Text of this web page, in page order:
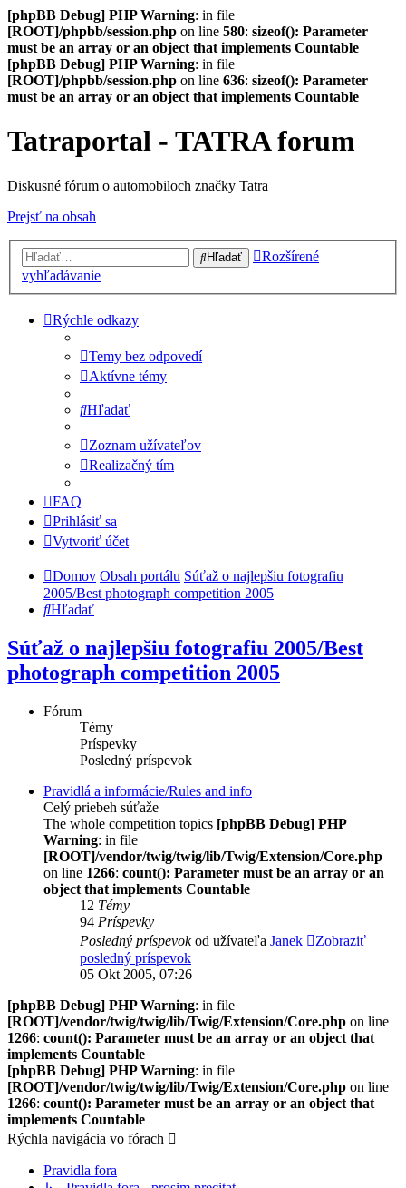
[phpBB Debug] PHP Warning: in file
[ROOT]/phpbb/session.php on line 580: sizeof(): Parameter
must be an array or an object that implements Countable
[phpBB Debug] PHP Warning: in file
[ROOT]/phpbb/session.php on line 636: sizeof(): Parameter
must be an array or an object that implements Countable
Tatraportal - TATRA forum
Diskusné fórum o automobiloch značky Tatra
Prejsť na obsah
Hľadať
Rozšírené
vyhľadávanie
Rýchle odkazy
Temy bez odpovedí
Aktívne témy
Hľadať
Zoznam užívateľov
Realizačný tím
FAQ
Prihlásiť sa
Vytvoriť účet
Domov Obsah portálu Súťaž o najlepšiu fotografiu
2005/Best photograph competition 2005
Hľadať
Súťaž o najlepšiu fotografiu 2005/Best
photograph competition 2005
Fórum
Témy
Príspevky
Posledný príspevok
Pravidlá a informácie/Rules and info
Celý priebeh súťaže
The whole competition topics [phpBB Debug] PHP
Warning: in file
[ROOT]/vendor/twig/twig/lib/Twig/Extension/Core.php
on line 1266: count(): Parameter must be an array or an
object that implements Countable
12 Témy
94 Príspevky
Posledný príspevokod užívateľa Janek
Zobraziť
posledný príspevok
05 Okt 2005, 07:26
[phpBB Debug] PHP Warning: in file
[ROOT]/vendor/twig/twig/lib/Twig/Extension/Core.php on line
1266: count(): Parameter must be an array or an object that
implements Countable
[phpBB Debug] PHP Warning: in file
[ROOT]/vendor/twig/twig/lib/Twig/Extension/Core.php on line
1266: count(): Parameter must be an array or an object that
implements Countable
Rýchla navigácia vo fórach
Pravidla fora